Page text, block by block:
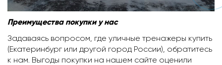
Преимущества покупки у нас
Задаваясь вопросом, где уличные тренажеры купить
(Екатеринбург или другой город России), обратитесь
к нам. Выгоды покупки на нашем сайте оценили